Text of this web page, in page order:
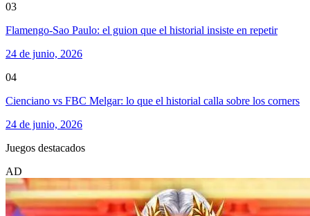
03
Flamengo-Sao Paulo: el guion que el historial insiste en repetir
24 de junio, 2026
04
Cienciano vs FBC Melgar: lo que el historial calla sobre los corners
24 de junio, 2026
Juegos destacados
AD